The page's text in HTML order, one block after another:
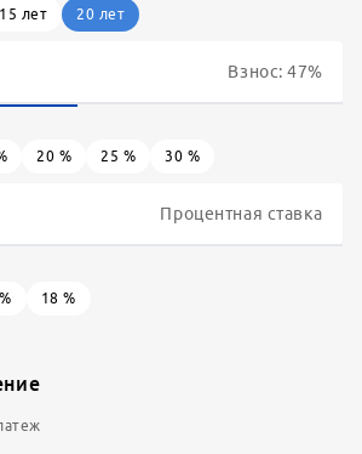
Взнос:47%
20 % 25 % 30 %
15 лет 20 лет
Процентная ставка
% 18 %